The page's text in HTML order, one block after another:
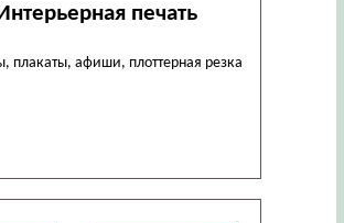
Интерьерная печать
плакаты, афиши, плоттерная резка